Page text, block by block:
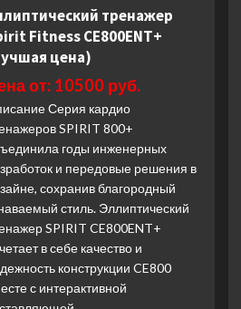
(Лучшая
цена)
тренажер
Fitness CE800ENT+
цена)
от: 10500 руб.
Серия кардио
SPIRIT 800+
годы инженерных
и передовые решения в
сохранив благородный
стиль. Эллиптический
SPIRIT CE800ENT+
в себе качество и
конструкции CE800
с интерактивной